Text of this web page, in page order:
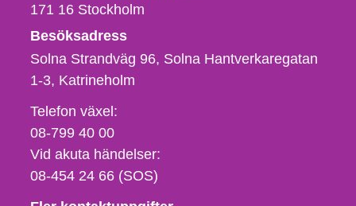
171 16 Stockholm
Besöksadress
Solna Strandväg 96, Solna Hantverkaregatan
1-3 Katrineholm
Telefon,
fax
och
e-
Telefon växel:
08-799 40 00
Vid akuta händelser:
08-454 24 66 (SOS)